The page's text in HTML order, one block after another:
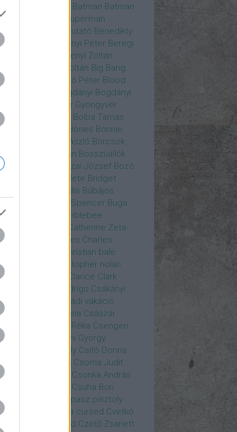
Batman Batman
ellen
Batman v Superman
bemutató Benedikty
Péter Bercsényi Péter Beregi
Berzsenyi Zoltán
Bezerédi Zoltán Big Bang
Blake Lively Blaskó Péter Blood
Bogdányi Bogdányi
Bognár Gyöngyvér
Bolba Tamás
Bones Bonnie
Borbély László Börcsök
Zoltán Bor Zoltán Bosszúállók
Bozai József Bozó
Brian élete Bridget
Bruce Willis Bűbájos
Bud Spencer Buga
birodalom
Bumblebee
Catherine Zeta-
Red Charles Charles
christian bale
Eccleston
christopher nolan
Clarice Clark
Crespo Rodrigo Csákányi
László
Családi vakáció
Császár Angela Császár
Péter Csellár Réka Csengeri
Ágnes
Cserhalmi György
Csiby Gergely Csifó Dorina
Csodanő Csoma Judit
Csonka András
Csuha Bori
Csupasz pisztoly
Csűrös Karola cursed Cvetkó
Czető Roland Czető Zsanett